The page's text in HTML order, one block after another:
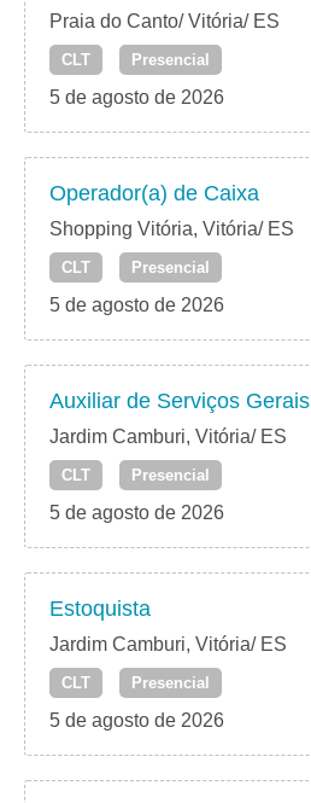
Praia do Canto/ Vitória/ ES
CLT Presencial
5 de agosto de 2026
Operador(a) de Caixa
Shopping Vitória, Vitória/ ES
CLT Presencial
5 de agosto de 2026
Auxiliar de Serviços Gerais
Jardim Camburi, Vitória/ ES
CLT Presencial
5 de agosto de 2026
Estoquista
Jardim Camburi, Vitória/ ES
CLT Presencial
5 de agosto de 2026